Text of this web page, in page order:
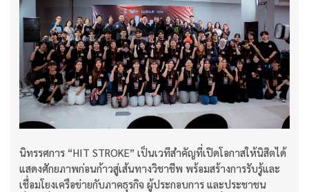
นิทรรศการ “HIT STROKE” เป็นเวทีสำคัญที่เปิดโอกาสให้นิสิตได้
แสดงศักยภาพก่อนก้าวสู่เส้นทางวิชาชีพ พร้อมสร้างการรับรู้และ
เชื่อมโยงเครือข่ายกับภาคธุรกิจ ผู้ประกอบการ และประชาชน